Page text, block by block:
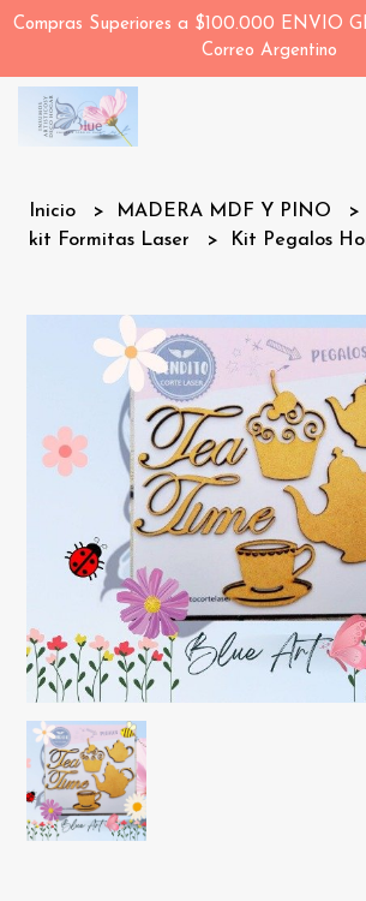
Compras Superiores a $100.000 ENVIO
Correo Argentino
Inicio
MADERA MDF Y PINO
kit Formitas Laser
Kit Pegalos